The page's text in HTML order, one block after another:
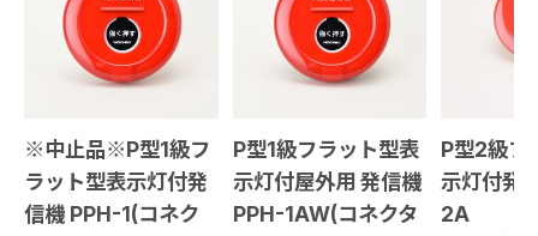
※中止品※P型1級フ
ラット型表示灯付発
信機 PPH-1(コネク
P型1級フラット型表
示灯付屋外用 発信機
PPH-1AW(コネクタ
P型2級フ
示灯付発
2A